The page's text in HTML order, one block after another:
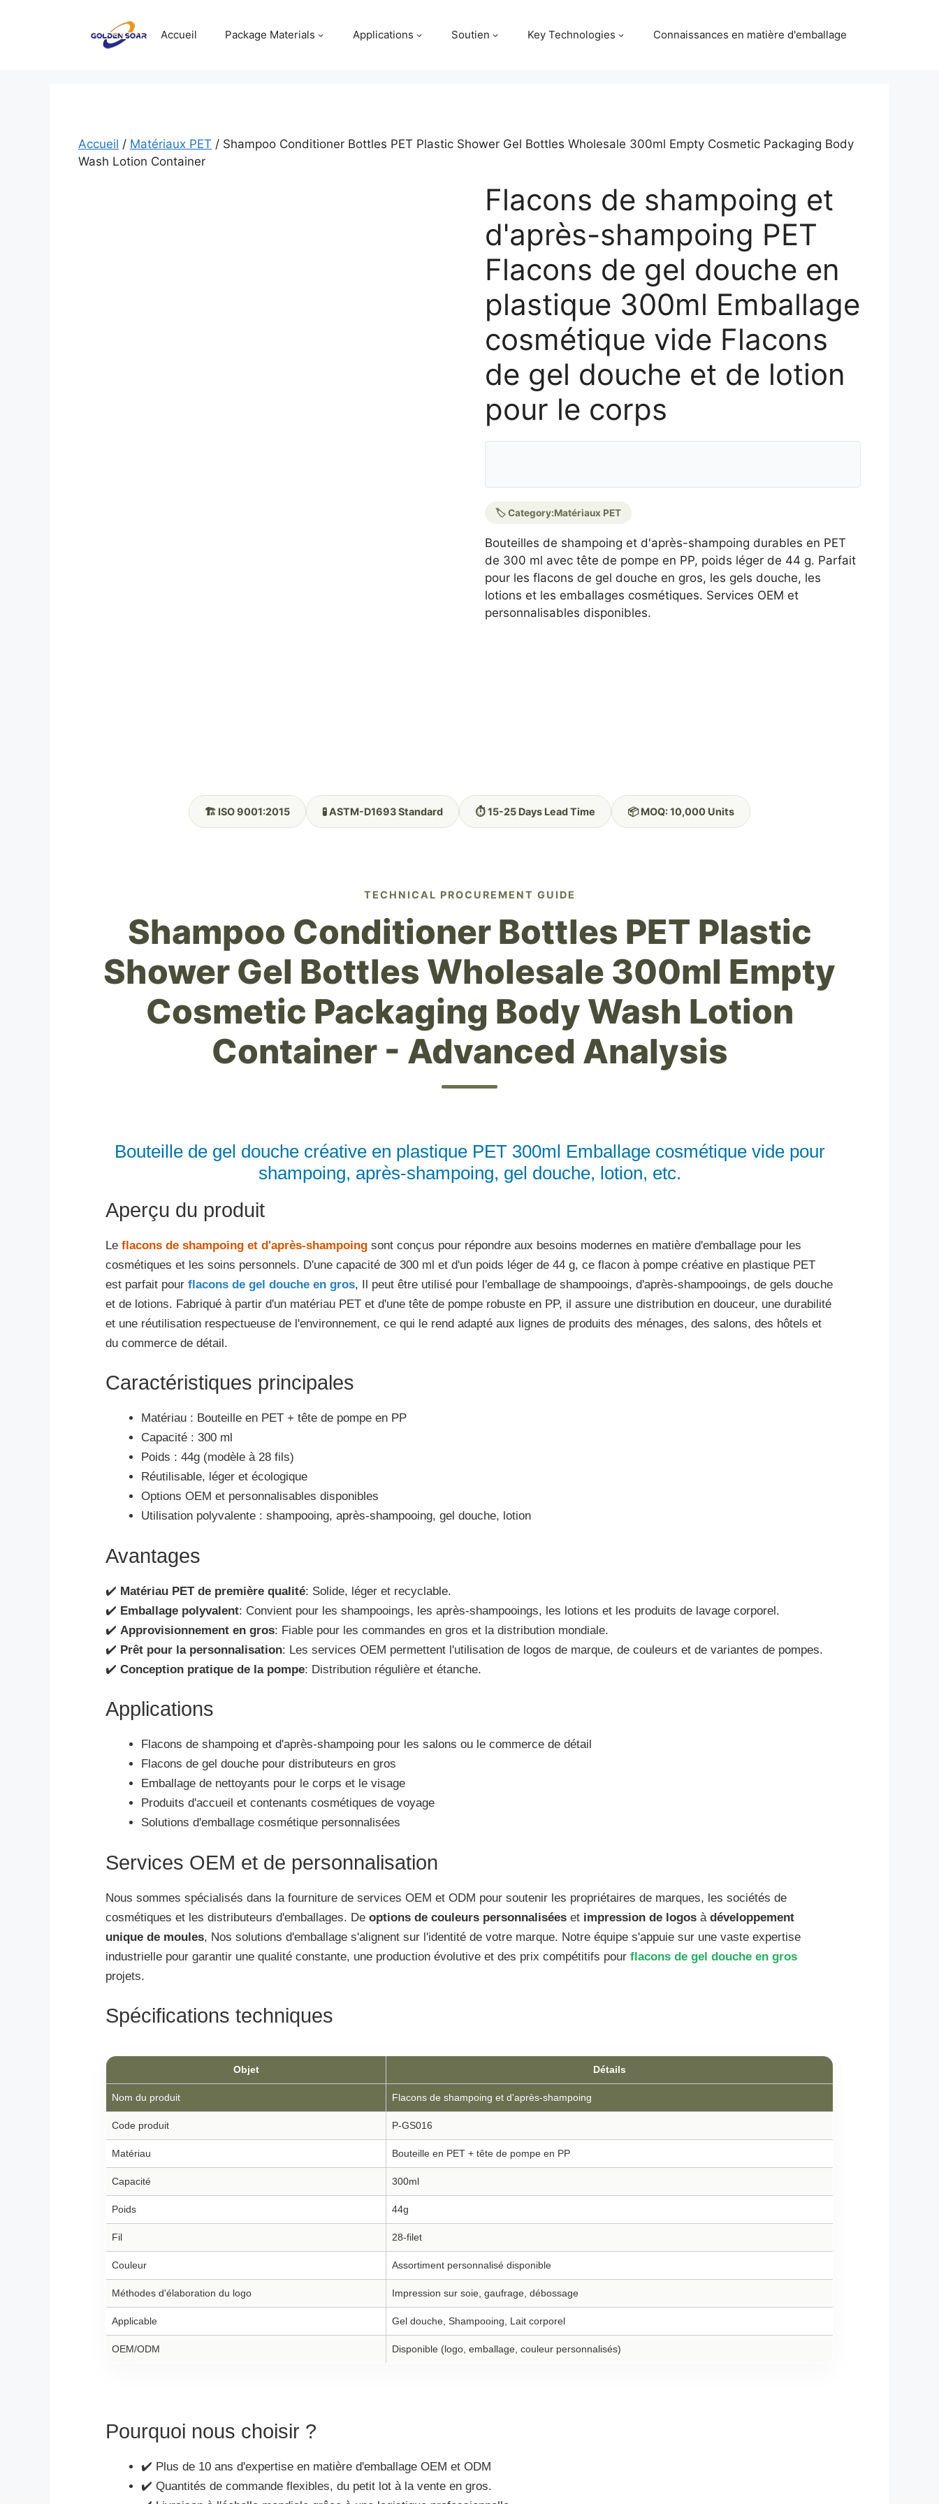
Accueil Package Materials Applications Soutien Key Technologies Connaissances en matière d'emballage
Accueil / Matériaux PET / Shampoo Conditioner Bottles PET Plastic Shower Gel Bottles Wholesale 300ml Empty Cosmetic Packaging Body
Wash Lotion Container
Flacons de shampoing et
d'après-shampoing PET
Flacons de gel douche en
plastique 300ml Emballage
cosmétique vide Flacons
de gel douche et de lotion
pour le corps
🏷️ Category:Matériaux PET
Bouteilles de shampoing et d'après-shampoing durables en PET
de 300 ml avec tête de pompe en PP, poids léger de 44 g. Parfait
pour les flacons de gel douche en gros, les gels douche, les
lotions et les emballages cosmétiques. Services OEM et
personnalisables disponibles.
🏗️ ISO 9001:2015 🧪 ASTM-D1693 Standard ⏱️ 15-25 Days Lead Time 📦 MOQ: 10,000 Units
TECHNICAL PROCUREMENT GUIDE
Shampoo Conditioner Bottles PET Plastic
Shower Gel Bottles Wholesale 300ml Empty
Cosmetic Packaging Body Wash Lotion
Container - Advanced Analysis
Bouteille de gel douche créative en plastique PET 300ml Emballage cosmétique vide pour
shampoing, après-shampoing, gel douche, lotion, etc.
Aperçu du produit
Le flacons de shampoing et d'après-shampoing sont conçus pour répondre aux besoins modernes en matière d'emballage pour les
cosmétiques et les soins personnels. D'une capacité de 300 ml et d'un poids léger de 44 g, ce flacon à pompe créative en plastique PET
est parfait pour flacons de gel douche en gros, Il peut être utilisé pour l'emballage de shampooings, d'après-shampooings, de gels douche
et de lotions. Fabriqué à partir d'un matériau PET et d'une tête de pompe robuste en PP, il assure une distribution en douceur, une durabilité
et une réutilisation respectueuse de l'environnement, ce qui le rend adapté aux lignes de produits des ménages, des salons, des hôtels et
du commerce de détail.
Caractéristiques principales
Matériau : Bouteille en PET + tête de pompe en PP
Capacité : 300 ml
Poids : 44g (modèle à 28 fils)
Réutilisable, léger et écologique
Options OEM et personnalisables disponibles
Utilisation polyvalente : shampooing, après-shampooing, gel douche, lotion
Avantages
✔️ Matériau PET de première qualité: Solide, léger et recyclable.
✔️ Emballage polyvalent: Convient pour les shampooings, les après-shampooings, les lotions et les produits de lavage corporel.
✔️ Approvisionnement en gros: Fiable pour les commandes en gros et la distribution mondiale.
✔️ Prêt pour la personnalisation: Les services OEM permettent l'utilisation de logos de marque, de couleurs et de variantes de pompes.
✔️ Conception pratique de la pompe: Distribution régulière et étanche.
Applications
Flacons de shampoing et d'après-shampoing pour les salons ou le commerce de détail
Flacons de gel douche pour distributeurs en gros
Emballage de nettoyants pour le corps et le visage
Produits d'accueil et contenants cosmétiques de voyage
Solutions d'emballage cosmétique personnalisées
Services OEM et de personnalisation
Nous sommes spécialisés dans la fourniture de services OEM et ODM pour soutenir les propriétaires de marques, les sociétés de
cosmétiques et les distributeurs d'emballages. De options de couleurs personnalisées et impression de logos à développement
unique de moules, Nos solutions d'emballage s'alignent sur l'identité de votre marque. Notre équipe s'appuie sur une vaste expertise
industrielle pour garantir une qualité constante, une production évolutive et des prix compétitifs pour flacons de gel douche en gros
projets.
Spécifications techniques
Objet Détails
Nom du produit Flacons de shampoing et d'après-shampoing
Code produit P-GS016
Matériau Bouteille en PET + tête de pompe en PP
Capacité 300ml
Poids 44g
Fil 28-filet
Couleur Assortiment personnalisé disponible
Méthodes d'élaboration du logo Impression sur soie, gaufrage, débossage
Applicable Gel douche, Shampooing, Lait corporel
OEM/ODM Disponible (logo, emballage, couleur personnalisés)
Pourquoi nous choisir ?
✔️ Plus de 10 ans d'expertise en matière d'emballage OEM et ODM
✔️ Quantités de commande flexibles, du petit lot à la vente en gros.